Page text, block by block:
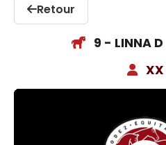
Retour
9 - LINNA